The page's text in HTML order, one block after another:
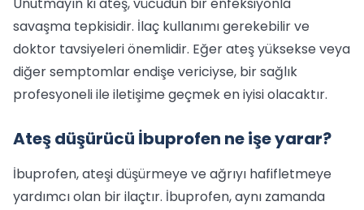
savaşma tepkisidir. İlaç kullanımı gerekebilir ve
doktor tavsiyeleri önemlidir. Eğer ateş yüksekse veya
diğer semptomlar endişe vericiyse, bir sağlık
profesyoneli ile iletişime geçmek en iyisi olacaktır.
Ateş düşürücü İbuprofen ne işe yarar?
İbuprofen, ateşi düşürmeye ve ağrıyı hafifletmeye
yardımcı olan bir ilaçtır. İbuprofen, aynı zamanda